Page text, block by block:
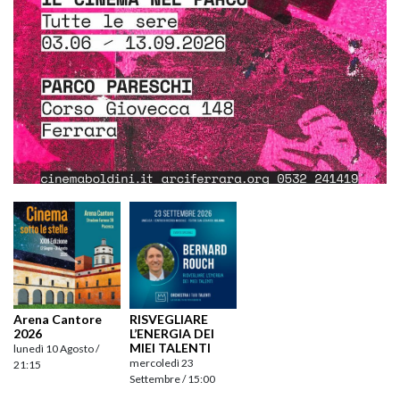
Arena Cantore
2026
lunedì 10 Agosto /
21:15
RISVEGLIARE
L’ENERGIA DEI
MIEI TALENTI
mercoledì 23
Settembre / 15:00